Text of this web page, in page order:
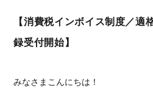
【消費税インボイス制度／適
録受付開始】
みなさまこんにちは！